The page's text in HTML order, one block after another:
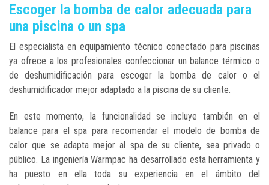
Escoger la bomba de calor adecuada para
una piscina o un spa
El especialista en equipamiento técnico conectado para piscinas
ya ofrece a los profesionales confeccionar un balance térmico o
de deshumidificación para escoger la bomba de calor o el
deshumidificador mejor adaptado a la piscina de su cliente.
En este momento, la funcionalidad se incluye también en el
balance para el spa para recomendar el modelo de bomba de
calor que se adapta mejor al spa de su cliente, sea privado o
público. La ingeniería Warmpac ha desarrollado esta herramienta y
ha puesto en ella toda su experiencia en el ámbito del